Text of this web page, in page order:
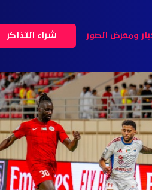
ومعرض الصور شراء التذاكر